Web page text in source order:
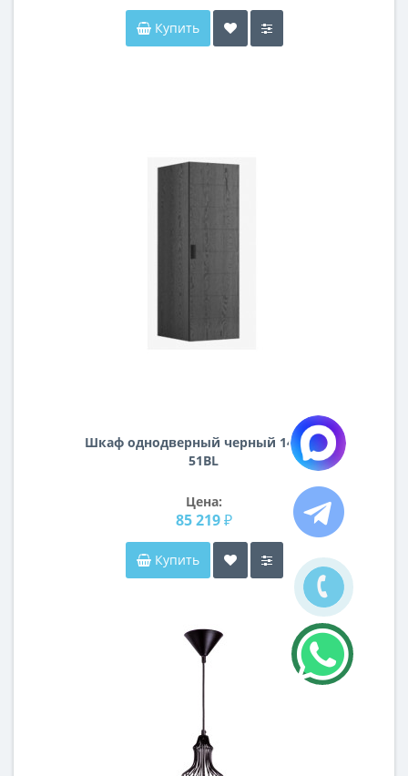
Купить
Шкаф однодверный черный 140SA-
51BL
Цена:
85 219 ₽
Купить